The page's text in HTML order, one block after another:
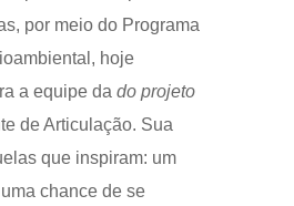
por meio do Programa
hoje
a equipe da do projeto
de Articulação. Sua
que inspiram: um
chance de se